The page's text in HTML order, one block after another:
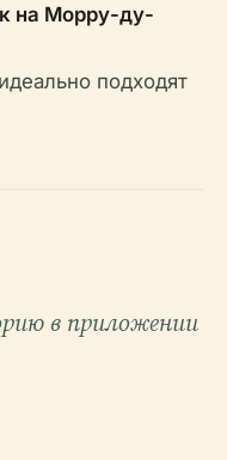
на Морру-ду-
подходят
в приложении